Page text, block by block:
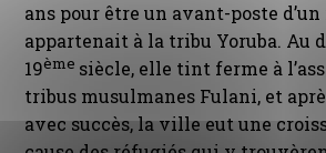
ans pour être un avant-poste
appartenait à la tribu Yoruba. Au
19ème siècle, elle tint ferme à
tribus musulmanes Fulani, et
avec succès, la ville eut une